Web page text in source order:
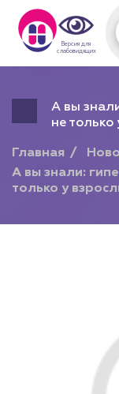
Версия для
слабовидящих
А вы
не только
Главная
А вы знали:
только у